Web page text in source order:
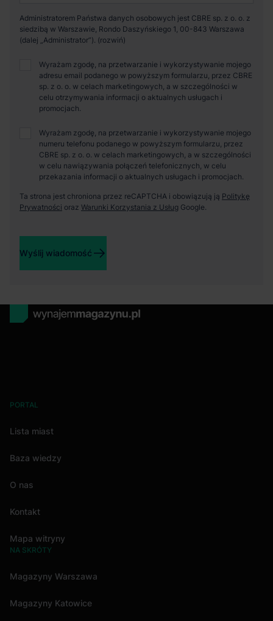
Administratorem Państwa danych osobowych jest CBRE sp. z o. o. z
siedzibą w Warszawie, Rondo Daszyńskiego 1, 00-843 Warszawa
(dalej „Administrator”).
Wyrażam zgodę, na przetwarzanie i wykorzystywanie mojego
adresu email podanego w powyższym formularzu, przez CBRE
sp. z o. o. w celach marketingowych, a w szczególności w
celu otrzymywania informacji o aktualnych usługach i
promocjach.
Wyrażam zgodę, na przetwarzanie i wykorzystywanie mojego
numeru telefonu podanego w powyższym formularzu, przez
CBRE sp. z o. o. w celach marketingowych, a w szczególności
w celu nawiązywania połączeń telefonicznych, w celu
przekazania informacji o aktualnych usługach i promocjach.
Ta strona jest chroniona przez reCAPTCHA i obowiązują ją Politykę
Prywatności oraz Warunki Korzystania z Usług Google.
Wyślij wiadomość
PORTAL
Lista miast
Baza wiedzy
O nas
Kontakt
Mapa witryny
NA SKRÓTY
Magazyny Warszawa
Magazyny Katowice